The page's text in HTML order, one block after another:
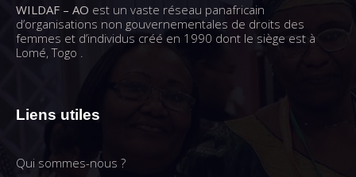
WILDAF – AO est un vaste réseau panafricain
d’organisations non gouvernementales de droits des
femmes et d’individus créé en 1990 dont le siège est à
Lomé, Togo .
Liens utiles
Qui sommes-nous ?